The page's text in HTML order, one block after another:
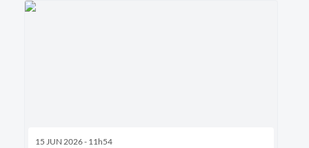
15 JUN 2026 - 11h54